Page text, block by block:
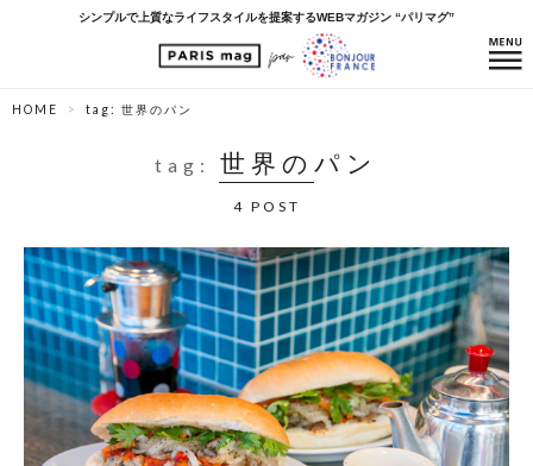
シンプルで上質なライフスタイルを提案するWEBマガジン “パリマグ”
HOME tag: 世界のパン
tag: 世界のパン
4 POST